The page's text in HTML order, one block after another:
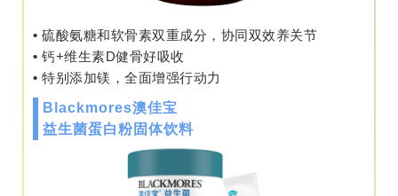
• 硫酸氨糖和软骨素双重成分，协同双效养关节
• 钙+维生素D健骨好吸收
• 特别添加镁，全面增强行动力
Blackmores澳佳宝
益生菌蛋白粉固体饮料